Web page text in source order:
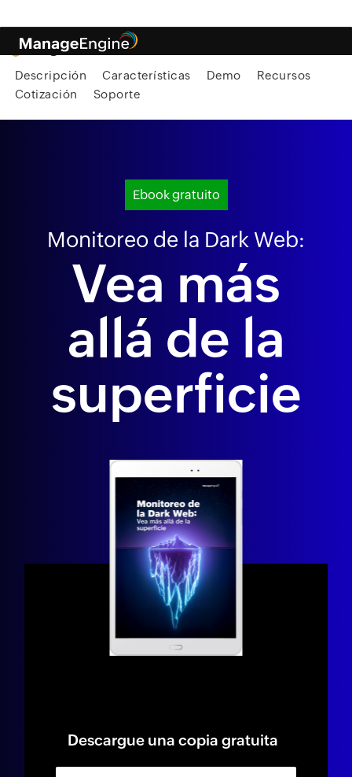
Descripción Características Demo
Recursos
Cotización
Soporte
Ebook gratuito
Monitoreo de la Dark Web:
Vea más
allá de la
superficie
Descargue una copia gratuita